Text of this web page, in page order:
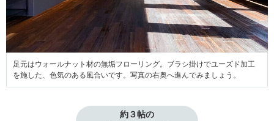
足元はウォールナット材の無垢フローリング。ブラシ掛けでユーズド加工
を施した、色気のある風合いです。写真の右奥へ進んでみましょう。
約３帖の